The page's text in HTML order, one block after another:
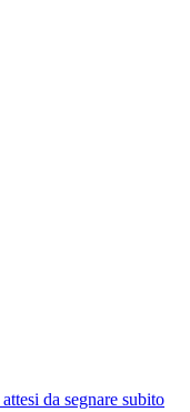
da segnare subito